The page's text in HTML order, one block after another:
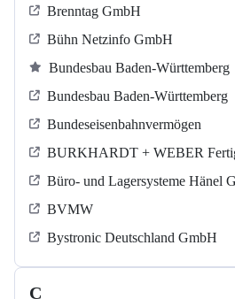
Brenntag GmbH
Bühn Netzinfo GmbH
Bundesbau Baden-Württemberg
Bundesbau Baden-Württemberg
Bundeseisenbahnvermögen
BURKHARDT + WEBER
Büro- und Lagersysteme Hänel
BVMW
Bystronic Deutschland GmbH
C